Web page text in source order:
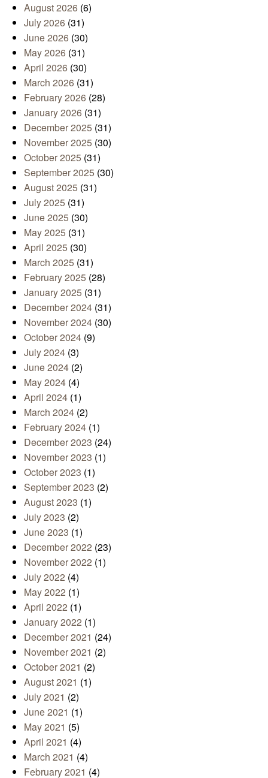
August 2026 (6)
July 2026 (31)
June 2026 (30)
May 2026 (31)
April 2026 (30)
March 2026 (31)
February 2026 (28)
January 2026 (31)
December 2025 (31)
November 2025 (30)
October 2025 (31)
September 2025 (30)
August 2025 (31)
July 2025 (31)
June 2025 (30)
May 2025 (31)
April 2025 (30)
March 2025 (31)
February 2025 (28)
January 2025 (31)
December 2024 (31)
November 2024 (30)
October 2024 (9)
July 2024 (3)
June 2024 (2)
May 2024 (4)
April 2024 (1)
March 2024 (2)
February 2024 (1)
December 2023 (24)
November 2023 (1)
October 2023 (1)
September 2023 (2)
August 2023 (1)
July 2023 (2)
June 2023 (1)
December 2022 (23)
November 2022 (1)
July 2022 (4)
May 2022 (1)
April 2022 (1)
January 2022 (1)
December 2021 (24)
November 2021 (2)
October 2021 (2)
August 2021 (1)
July 2021 (2)
June 2021 (1)
May 2021 (5)
April 2021 (4)
March 2021 (4)
February 2021 (4)